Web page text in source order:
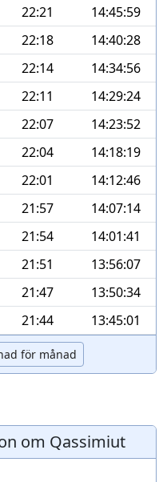
22:21 14:45:59
22:18 14:40:28
22:14 14:34:56
22:11 14:29:24
22:07 14:23:52
22:04 14:18:19
22:01 14:12:46
21:57 14:07:14
21:54 14:01:41
21:51 13:56:07
21:47 13:50:34
21:44 13:45:01
för månad
om Qassimiut